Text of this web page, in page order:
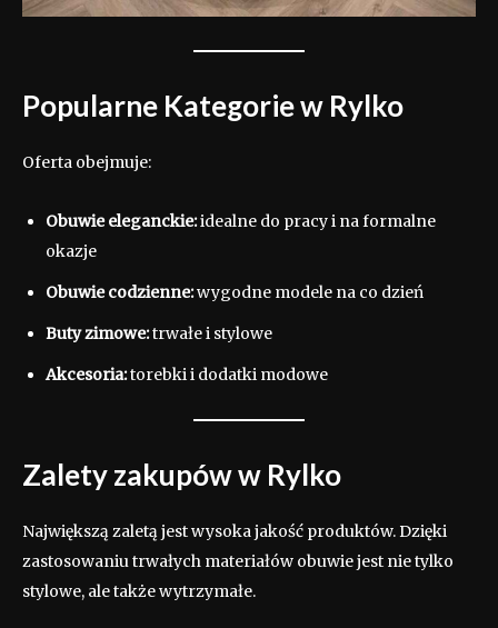
Popularne Kategorie w Rylko
Oferta obejmuje:
Obuwie eleganckie:idealne do pracy i na formalne
okazje
Obuwie codzienne:wygodne modele na co dzień
Buty zimowe:trwałe i stylowe
Akcesoria:torebki i dodatki modowe
Zalety zakupów w Rylko
Największą zaletą jest wysoka jakość produktów. Dzięki
zastosowaniu trwałych materiałów obuwie jest nie tylko
stylowe, ale także wytrzymałe.